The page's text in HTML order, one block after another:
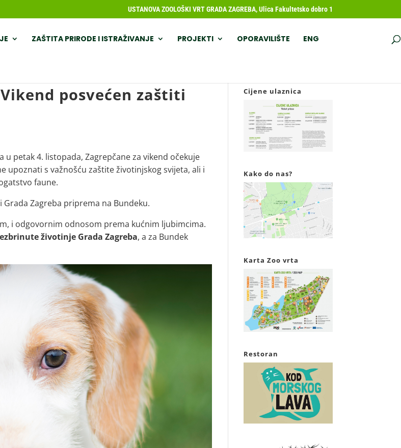
USTANOVA ZOOLOŠKI VRT GRADA ZAGREBA, Ulica Fakultetsko dobro 1
ZAŠTITA PRIRODE I ISTRAŽIVANJE PROJEKTI OPORAVILIŠTE ENG
posvećen zaštiti
petak 4. listopada, Zagrepčane za vikend očekuje
upoznati s važnošću zaštite životinjskog svijeta, ali i
faune.
Zagreba priprema na Bundeku.
i odgovornim odnosom prema kućnim ljubimcima.
životinje Grada Zagreba, a za Bundek
Cijene ulaznica
Kako do nas?
Karta Zoo vrta
Restoran